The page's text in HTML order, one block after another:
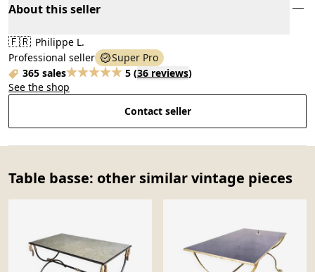
About this seller
🇫🇷 Philippe L.
Professional seller
Super Pro
365 sales
5 (36 reviews)
See the shop
Contact seller
Table basse: other similar vintage pieces